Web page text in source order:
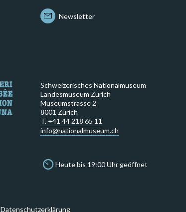
Newsletter
Schweizerisches Nationalmuseum
Landesmuseum Zürich
Museumstrasse 2
8001 Zürich
T. +41 44 218 65 11
info@nationalmuseum.ch
Heute bis 19:00 Uhr geöffnet
Datenschutzerklärung